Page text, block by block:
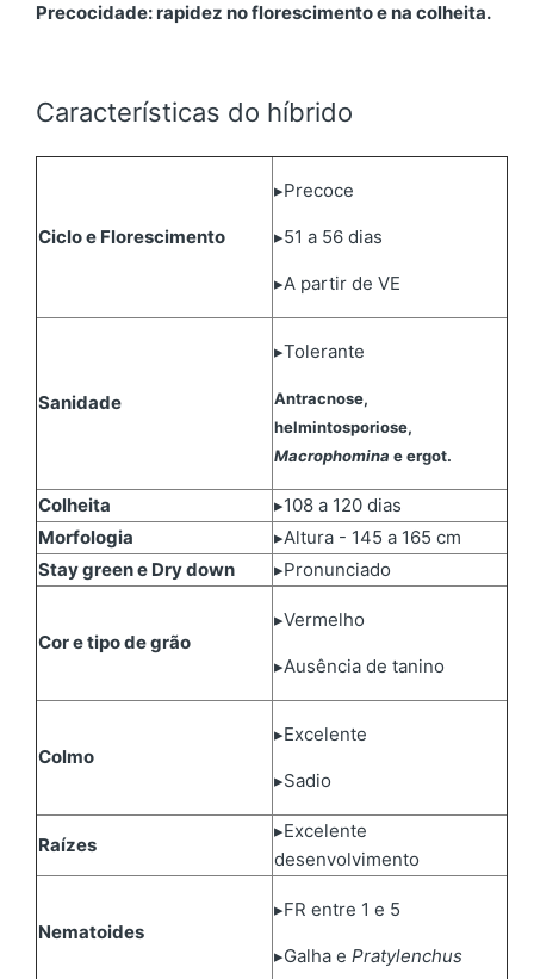
Precocidade: rapidez no florescimento e na colheita.
Características do híbrido
Ciclo e Florescimento
▸Precoce
▸51 a 56 dias
▸A partir de VE
Sanidade
▸Tolerante
Antracnose,
helmintosporiose,
Macrophomina e ergot.
Colheita
▸108 a 120 dias
Morfologia
▸Altura - 145 a 165 cm
Stay green e Dry down
▸Pronunciado
Cor e tipo de grão
▸Vermelho
▸Ausência de tanino
Colmo
▸Excelente
▸Sadio
Raízes
▸Excelente
desenvolvimento
Nematoides
▸FR entre 1 e 5
▸Galha e Pratylenchus